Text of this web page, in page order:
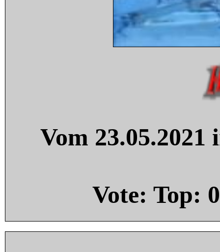
Vom
Vote: Top: 0